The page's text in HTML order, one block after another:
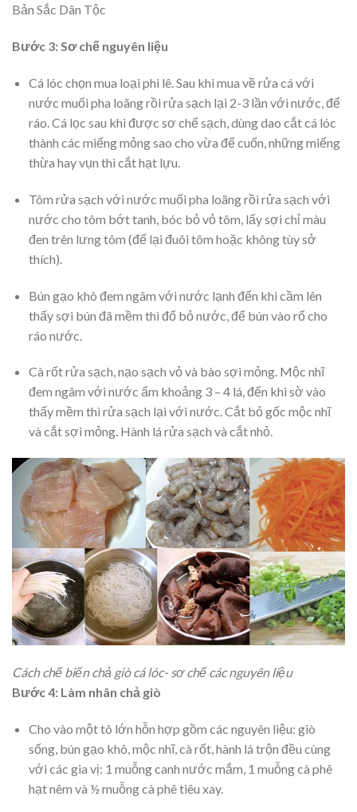
Bản Sắc Dân Tộc
Bước 3: Sơ chế nguyên liệu
Cá lóc chọn mua loại phi lê. Sau khi mua về rửa cá với
nước muối pha loãng rồi rửa sạch lại 2-3 lần với nước, để
ráo. Cá lọc sau khi được sơ chế sạch, dùng dao cắt cá lóc
thành các miếng mỏng sao cho vừa để cuốn, những miếng
thừa hay vụn thì cắt hạt lựu.
Tôm rửa sạch với nước muối pha loãng rồi rửa sạch với
nước cho tôm bớt tanh, bóc bỏ vỏ tôm, lấy sợi chỉ màu
đen trên lưng tôm (để lại đuôi tôm hoặc không tùy sở
thích).
Bún gạo khô đem ngâm với nước lạnh đến khi cầm lên
thấy sợi bún đã mềm thì đổ bỏ nước, để bún vào rổ cho
ráo nước.
Cà rốt rửa sạch, nạo sạch vỏ và bào sợi mỏng. Mộc nhĩ
đem ngâm với nước ấm khoảng 3 – 4 lá, đến khi sờ vào
thấy mềm thì rửa sạch lại với nước. Cắt bỏ gốc mộc nhĩ
và cắt sợi mỏng. Hành lá rửa sạch và cắt nhỏ.
Cách chế biến chả giò cá lóc- sơ chế các nguyên liệu
Bước 4: Làm nhân chả giò
Cho vào một tô lớn hỗn hợp gồm các nguyên liệu: giò
sống, bún gạo khô, mộc nhĩ, cà rốt, hành lá trộn đều cùng
với các gia vị: 1 muỗng canh nước mắm, 1 muỗng cà phê
hạt nêm và ½ muỗng cà phê tiêu xay.